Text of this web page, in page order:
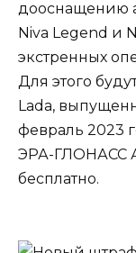
дооснащению
Niva Legend и
экстренных
Для этого
Lada,
февраль 2023
ЭРА-ГЛОНАСС
бесплатно.